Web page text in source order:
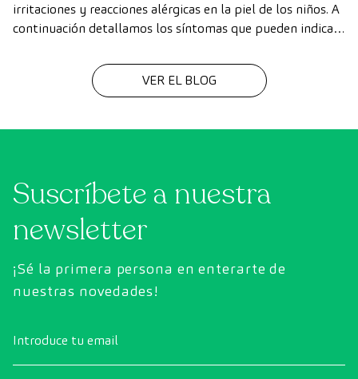
irritaciones y reacciones alérgicas en la piel de los niños. A
continuación detallamos los síntomas que pueden indicar
usar el maquillaje de una forma más segura.
VER EL BLOG
Suscríbete a nuestra
newsletter
¡Sé la primera persona en enterarte de
nuestras novedades!
Introduce tu email